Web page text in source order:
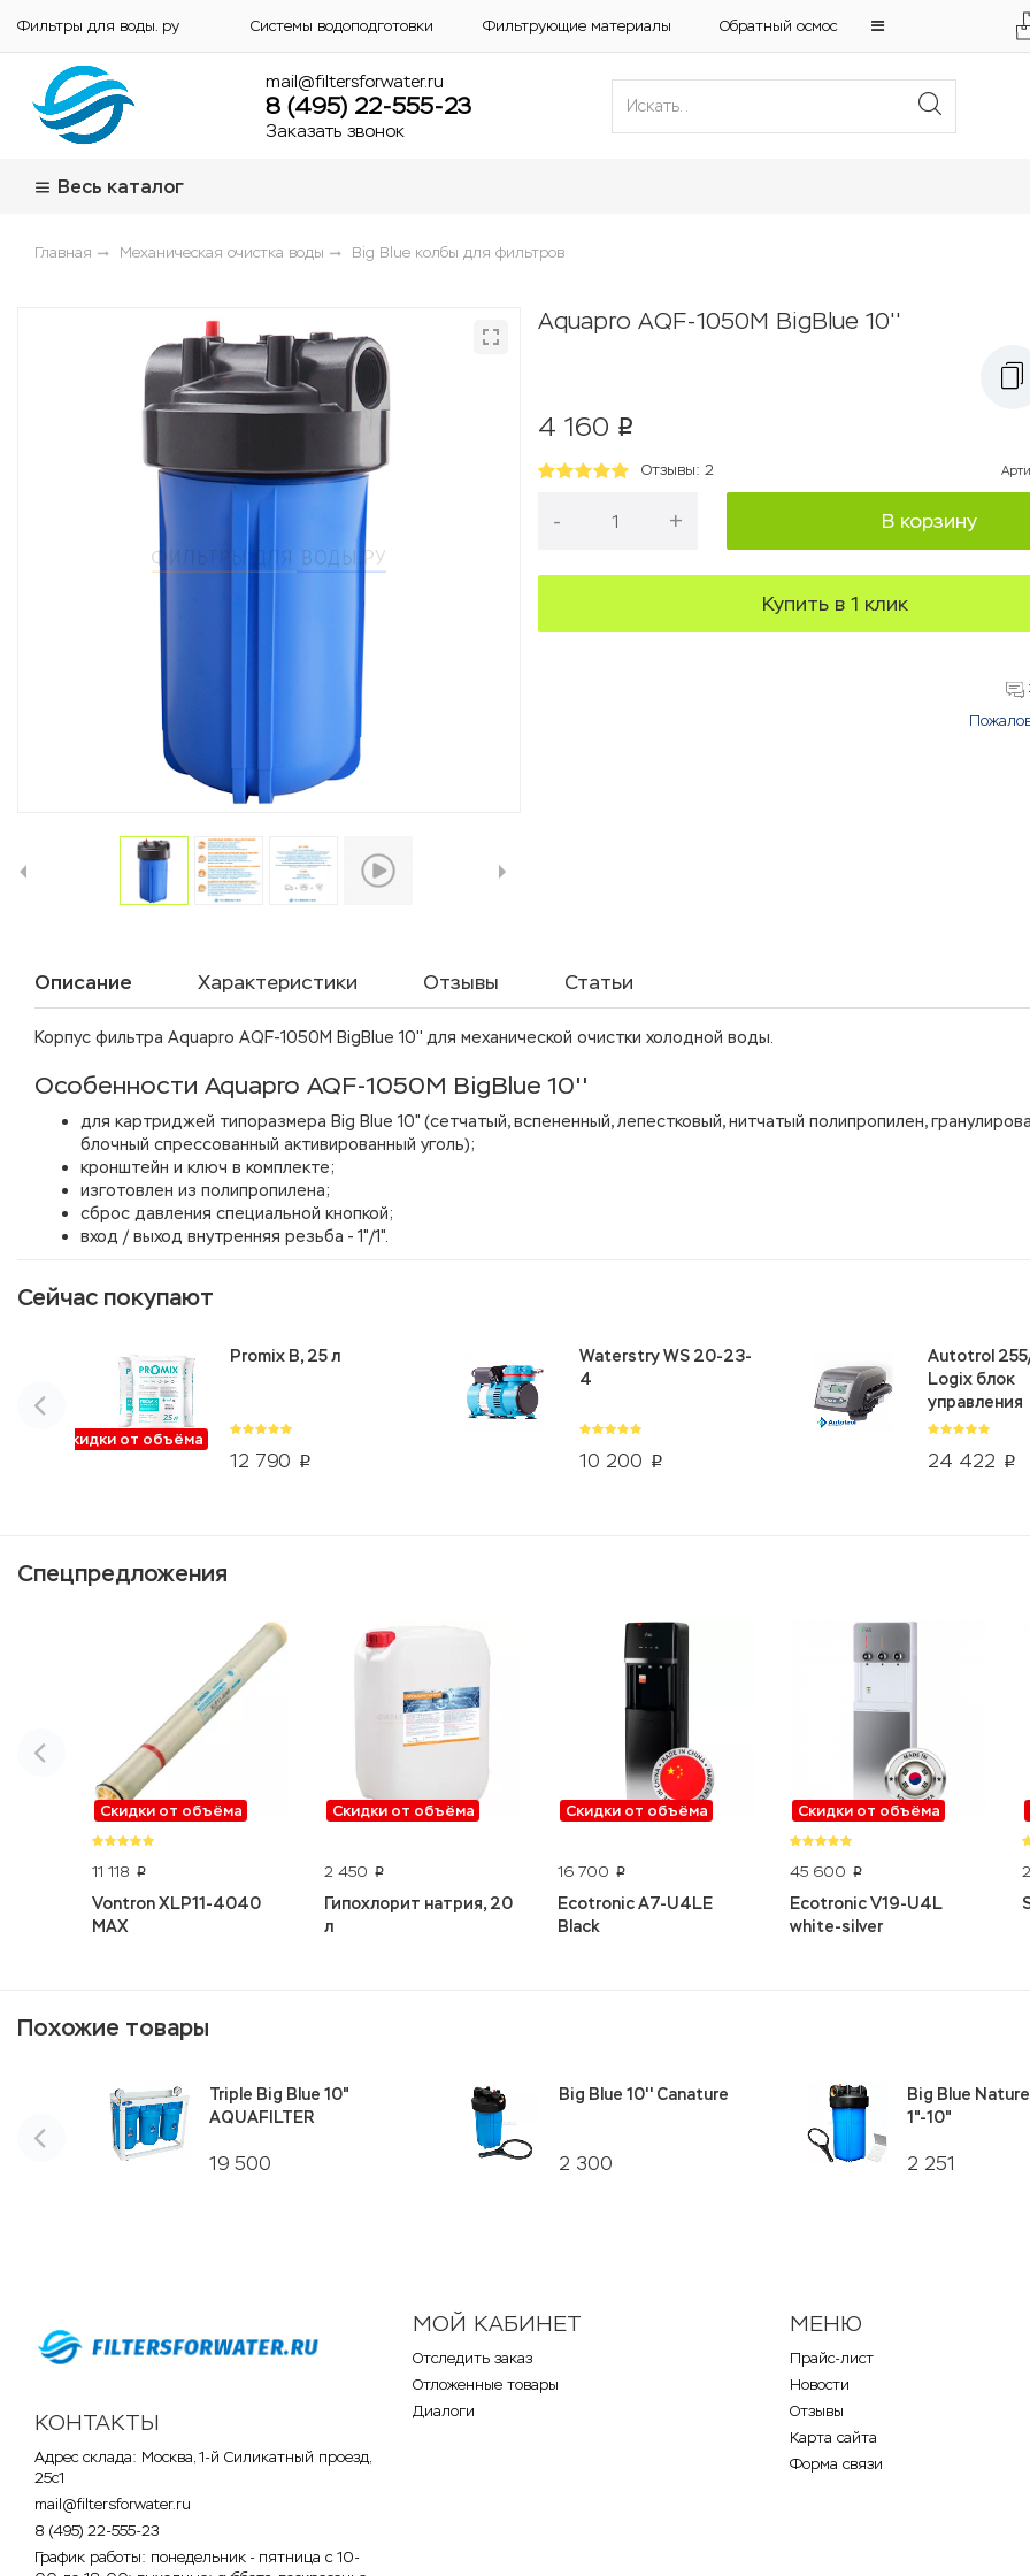
Фильтры для воды. ру Системы водоподготовки Фильтрующие материалы Обратный осмос
mail@filtersforwater.ru
8 (495) 22-555-23
Заказать звонок
Весь каталог
Главная Механическая очистка воды Big Blue колбы для фильтров
Aquapro AQF-1050M BigBlue 10''
4 160 p
Отзывы: 2
- + В корзину
Купить в 1 клик
Описание Характеристики Отзывы Статьи
Корпус фильтра Aquapro AQF-1050M BigBlue 10'' для механической очистки холодной воды.
Особенности Aquapro AQF-1050M BigBlue 10''
для картриджей типоразмера Big Blue 10" (сетчатый, вспененный, лепестковый, нитчатый полипропилен,
блочный спрессованный активированный уголь);
кронштейн и ключ в комплекте;
изготовлен из полипропилена;
сброс давления специальной кнопкой;
вход / выход внутренняя резьба - 1"/1".
Сейчас покупают
Скидки от объёма
12 790 p
Promix B, 25 л
10 200 p
Waterstry WS 20-23-
4
24 422 p
Autotrol
Logix блок
управления
Спецпредложения
Скидки от объёма
11 118 p
Vontron XLP11-4040
MAX
Скидки от объёма
2 450 p
Гипохлорит натрия, 20
л
Скидки от объёма
16 700 p
Ecotronic A7-U4LE
Black
Скидки от объёма
45 600 p
Ecotronic V19-U4L
white-silver
Похожие товары
19 500
Triple Big Blue 10"
AQUAFILTER
2 300
Big Blue 10'' Canature
2 251
Big Blue
1"-10"
КОНТАКТЫ
Адрес склада: Москва, 1-й Силикатный проезд,
25с1
mail@filtersforwater.ru
8 (495) 22-555-23
График работы: понедельник - пятница с 10-
МОЙ КАБИНЕТ
Отследить заказ
Отложенные товары
Диалоги
МЕНЮ
Прайс-лист
Новости
Отзывы
Карта сайта
Форма связи